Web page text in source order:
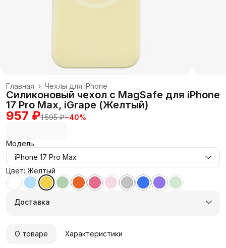
Чехлы для iPhone
Главная ›
Силиконовый чехол с MagSafe для iPhone
17 Pro Max, iGrape (Желтый)
957 ₽1 595 ₽−40%
Модель
iPhone 17 Pro Max
Цвет: Желтый
Доставка
О товаре Характеристики